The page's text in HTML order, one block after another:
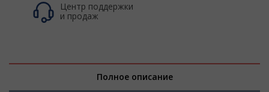
Центр поддержки
и продаж
Полное описание